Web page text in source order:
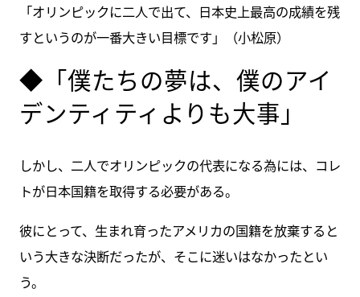
「オリンピックに二人で出て、日本史上最高の成績を残
すというのが一番大きい目標です」（小松原）
◆「僕たちの夢は、僕のアイ
デンティティよりも大事」
しかし、二人でオリンピックの代表になる為には、コレ
トが日本国籍を取得する必要がある。
彼にとって、生まれ育ったアメリカの国籍を放棄すると
いう大きな決断だったが、そこに迷いはなかったとい
う。